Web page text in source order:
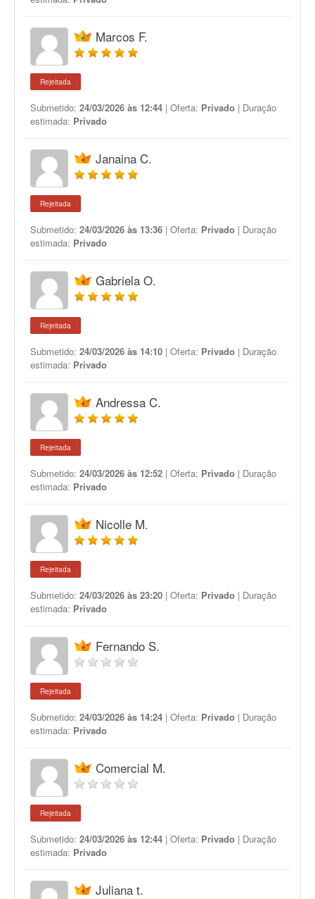
Marcos F.
Rejeitada
Submetido: 24/03/2026 às 12:44 | Oferta: Privado | Duração
estimada: Privado
Janaina C.
Rejeitada
Submetido: 24/03/2026 às 13:36 | Oferta: Privado | Duração
estimada: Privado
Gabriela O.
Rejeitada
Submetido: 24/03/2026 às 14:10 | Oferta: Privado | Duração
estimada: Privado
Andressa C.
Rejeitada
Submetido: 24/03/2026 às 12:52 | Oferta: Privado | Duração
estimada: Privado
Nicolle M.
Rejeitada
Submetido: 24/03/2026 às 23:20 | Oferta: Privado | Duração
estimada: Privado
Fernando S.
Rejeitada
Submetido: 24/03/2026 às 14:24 | Oferta: Privado | Duração
estimada: Privado
Comercial M.
Rejeitada
Submetido: 24/03/2026 às 12:44 | Oferta: Privado | Duração
estimada: Privado
Juliana t.